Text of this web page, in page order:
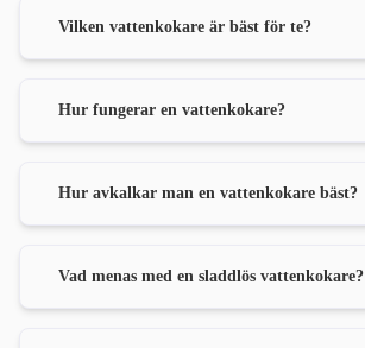
Vilken vattenkokare är bäst för te?
Hur fungerar en vattenkokare?
Hur avkalkar man en vattenkokare bäst?
Vad menas med en sladdlös vattenkokare?